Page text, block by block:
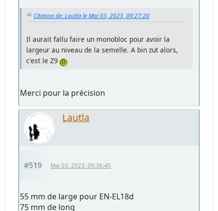
Citation de: Lautla le Mai 03, 2023, 09:27:20
Il aurait fallu faire un monobloc pour avoir la
largeur au niveau de la semelle. A bin zut alors,
c'est le Z9
Merci pour la précision
Lautla
#519 Mai 03, 2023, 09:36:40
55 mm de large pour EN-EL18d
75 mm de long